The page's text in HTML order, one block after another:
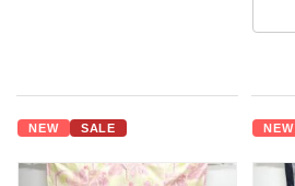
NEW SALE NEW